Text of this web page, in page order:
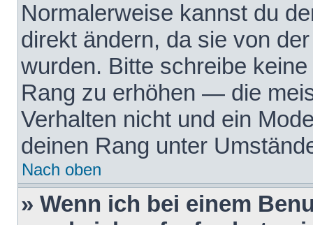
Normalerweise kannst du
direkt ändern, da sie von
wurden. Bitte schreibe
Rang zu erhöhen — die
Verhalten nicht und ein
deinen Rang unter
Nach oben
» Wenn ich bei einem